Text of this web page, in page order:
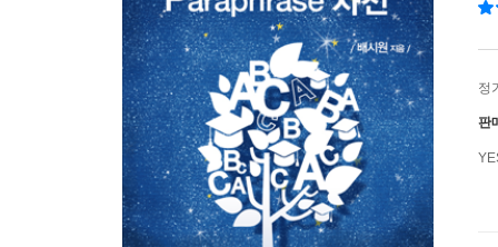
정
판